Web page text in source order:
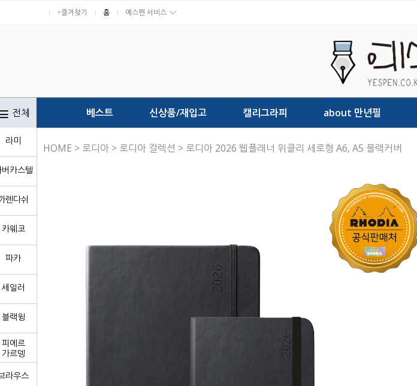
+즐겨찾기 홈 예스펜 서비스
전체
라미
카스텔
렌다쉬
카웨코
파카
세일러
블랙윙
피에르
가르뎅
라우스
베스트 신상품/재입고 캘리그라피 about 만년필
HOME > 로디아 > 로디아 컬렉션 > 로디아 2026 웹플래너 위클리 세로형 A6, A5 블랙커버